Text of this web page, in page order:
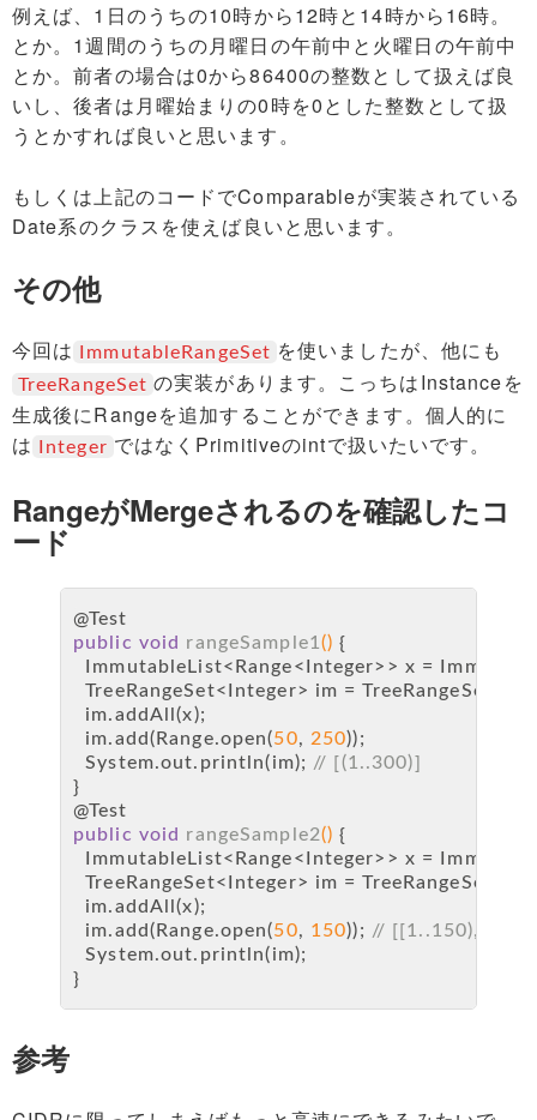
例えば、1日のうちの10時から12時と14時から16時。
とか。1週間のうちの月曜日の午前中と火曜日の午前中
とか。前者の場合は0から86400の整数として扱えば良
いし、後者は月曜始まりの0時を0とした整数として扱
うとかすれば良いと思います。
もしくは上記のコードでComparableが実装されている
Date系のクラスを使えば良いと思います。
その他
今回は ImmutableRangeSet を使いましたが、他にも
TreeRangeSet の実装があります。こっちはInstanceを
生成後にRangeを追加することができます。個人的に
は Integer ではなくPrimitiveのintで扱いたいです。
RangeがMergeされるのを確認したコ
ード
@Test
public void rangeSample1() {
ImmutableList<Range<Integer>> x =
TreeRangeSet<Integer> im =
  im.addAll(x);
  im.add(Range.open(
50, 250));
  System.out.println(im);
// [(1..300)]
}
@Test
public void rangeSample2() {
ImmutableList<Range<Integer>> x =
TreeRangeSet<Integer> im =
  im.addAll(x);
  im.add(Range.open(
50, 150)); // [[1..150),
  System.out.println(im);
}
参考